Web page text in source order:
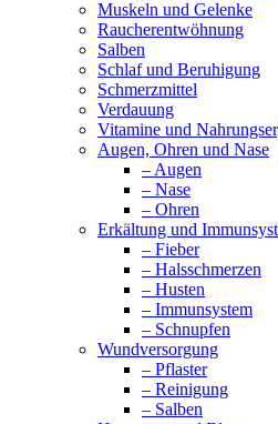
Muskeln und Gelenke
Raucherentwöhnung
Salben
Schlaf und Beruhigung
Schmerzmittel
Verdauung
Vitamine und
Augen, Ohren und Nase
– Augen
– Nase
– Ohren
Erkältung und
– Fieber
– Halsschmerzen
– Husten
– Immunsystem
– Schnupfen
Wundversorgung
– Pflaster
– Reinigung
– Salben